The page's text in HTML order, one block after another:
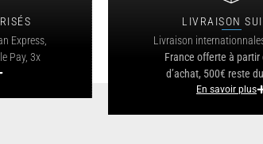
Express,
Pay, 3x
LIVRAISON
Livraison
France offerte à partir
d’achat, 500€ reste
En savoir plus